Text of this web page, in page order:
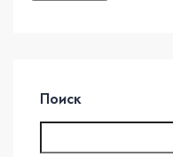
Поиск